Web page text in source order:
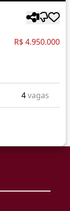
R$ 4.950.000
4vagas